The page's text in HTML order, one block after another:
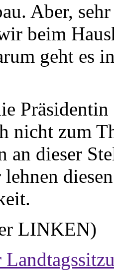
Aber,
beim
geht es
nicht zum
an dieser
LINKEN)